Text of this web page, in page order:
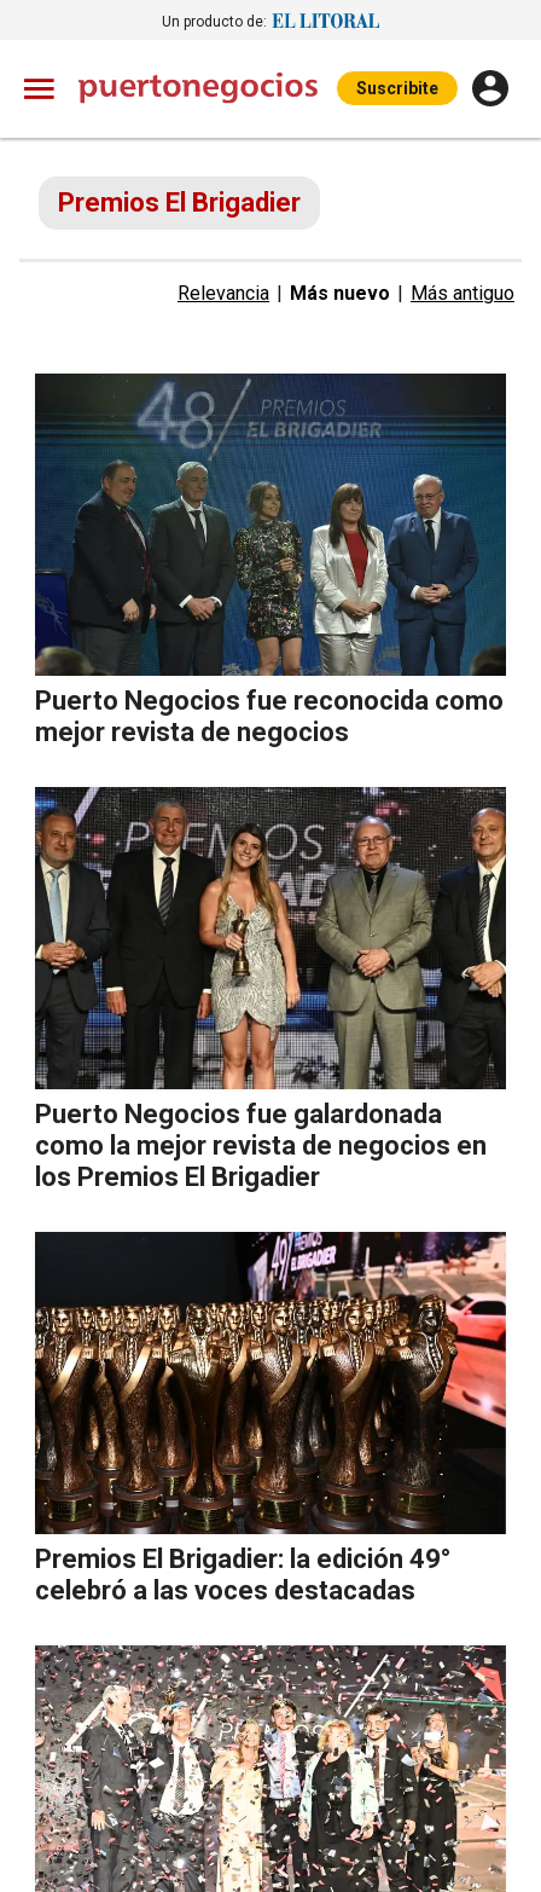
Un producto de:
Suscribite
Premios El Brigadier
Relevancia | Más nuevo | Más antiguo
Puerto Negocios fue reconocida como
mejor revista de negocios
Puerto Negocios fue galardonada
como la mejor revista de negocios en
los Premios El Brigadier
Premios El Brigadier: la edición 49°
celebró a las voces destacadas